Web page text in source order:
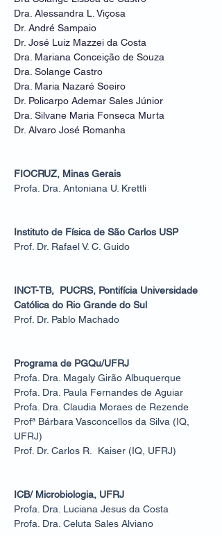
Dra. Alessandra L. Viçosa
Dr. André Sampaio
Dr. José Luiz Mazzei da Costa
Dra. Mariana Conceição de Souza
Dra. Solange Castro
Dra. Maria Nazaré Soeiro
Dr. Policarpo Ademar Sales Júnior
Dra. Silvane Maria Fonseca Murta
Dr. Alvaro José Romanha
FIOCRUZ, Minas Gerais
Profa. Dra. Antoniana U. Krettli
Instituto de Física de São Carlos USP
Prof. Dr. Rafael V. C. Guido
INCT-TB, PUCRS, Pontifícia Universidade
Católica do Rio Grande do Sul
Prof. Dr. Pablo Machado
Programa de PGQu/UFRJ
Profa. Dra. Magaly Girão Albuquerque
Profa. Dra. Paula Fernandes de Aguiar
Profa. Dra. Claudia Moraes de Rezende
Profª Bárbara Vasconcellos da Silva (IQ,
UFRJ)
Prof. Dr. Carlos R. Kaiser (IQ, UFRJ)
ICB/ Microbiologia, UFRJ
Profa. Dra. Luciana Jesus da Costa
Profa. Dra. Celuta Sales Alviano